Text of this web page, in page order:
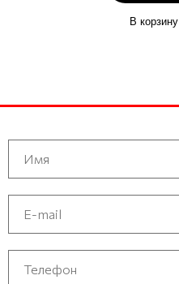
В корзину